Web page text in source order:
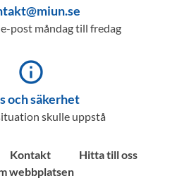
post måndag till fredag
info_outline
och säkerhet
skulle uppstå
Kontakt
Hitta till oss
webbplatsen